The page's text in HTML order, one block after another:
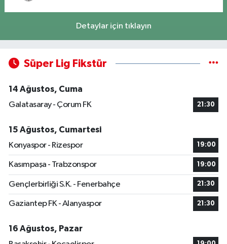
Detaylar için tıklayın
Süper Lig Fikstür
14 Ağustos, Cuma
Galatasaray - Çorum FK
21:30
15 Ağustos, Cumartesi
Konyaspor - Rizespor
19:00
Kasımpaşa - Trabzonspor 19:00
Gençlerbirliği S.K. - Fenerbahçe 21:30
Gaziantep FK - Alanyaspor 21:30
16 Ağustos, Pazar